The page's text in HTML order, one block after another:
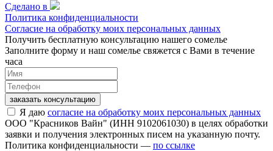
Сделано в
Политика конфиденциальности
Согласие на обработку моих персональных данных
Получить бесплатную консультацию нашего сомелье
Заполните форму и наш сомелье свяжется с Вами в течение
часа
заказать консультацию
Я даю согласие на обработку моих персональных данных
ООО "Красников Вайн" (ИНН 9102061030) в целях обработки
заявки и получения электронных писем на указанную почту.
Политика конфиденциальности — по ссылке